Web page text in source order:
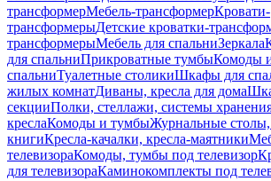
трансформерМебель-трансформерКровати-
трансформерыДетские кроватки-
трансформерыМебель для спальниЗеркала
для спальниПрикроватные тумбыКомоды
спальниТуалетные столикиШкафы для
жилых комнатДиваны, кресла для дома
секцииПолки, стеллажи, системы
креслаКомоды и тумбыЖурнальные
книгиКресла-качалки, кресла-маятники
телевизораКомоды, тумбы под телевизор
для телевизораКаминокомплекты под